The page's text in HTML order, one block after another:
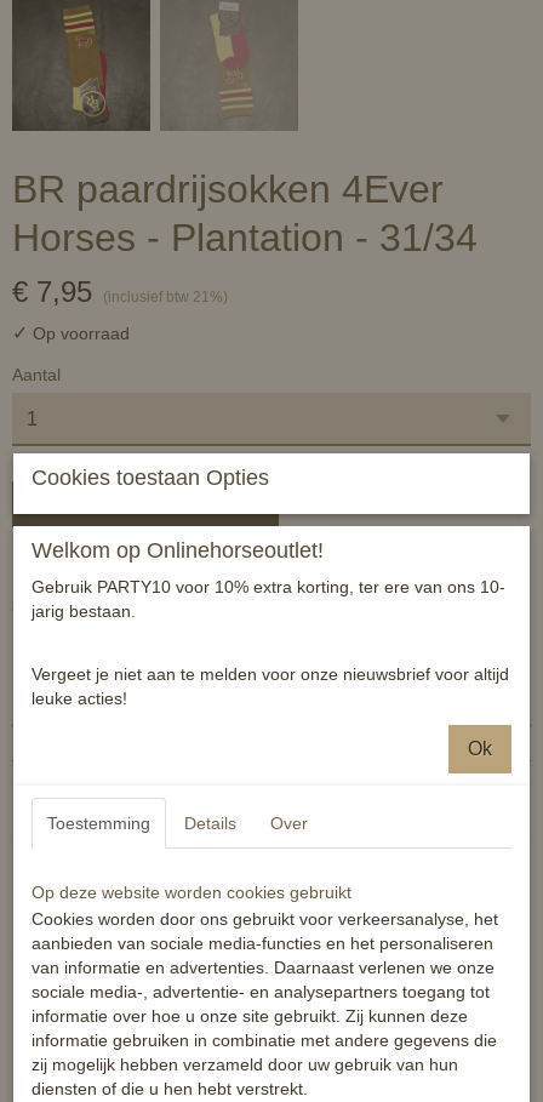
BR paardrijsokken 4Ever
Horses - Plantation - 31/34
€ 7,95 (inclusief btw 21%)
✓ Op voorraad
Aantal
Hippe kniekousen met leuk paardenmotief!
80% Katoen, 17% Nylon, 3% Spandex
Specificaties
Productcode
Ook interessant
Cookies toestaan Opties
Welkom op Onlinehorseoutlet!
Gebruik PARTY10 voor 10% extra korting, ter ere van ons 10-
jarig bestaan.
Vergeet je niet aan te melden voor onze nieuwsbrief voor altijd
leuke acties!
Ok
Toestemming Details Over
Op deze website worden cookies gebruikt
Cookies worden door ons gebruikt voor verkeersanalyse, het
aanbieden van sociale media-functies en het personaliseren
van informatie en advertenties. Daarnaast verlenen we onze
sociale media-, advertentie- en analysepartners toegang tot
informatie over hoe u onze site gebruikt. Zij kunnen deze
informatie gebruiken in combinatie met andere gegevens die
zij mogelijk hebben verzameld door uw gebruik van hun
diensten of die u hen hebt verstrekt.